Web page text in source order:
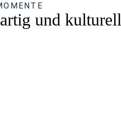
und kulturell